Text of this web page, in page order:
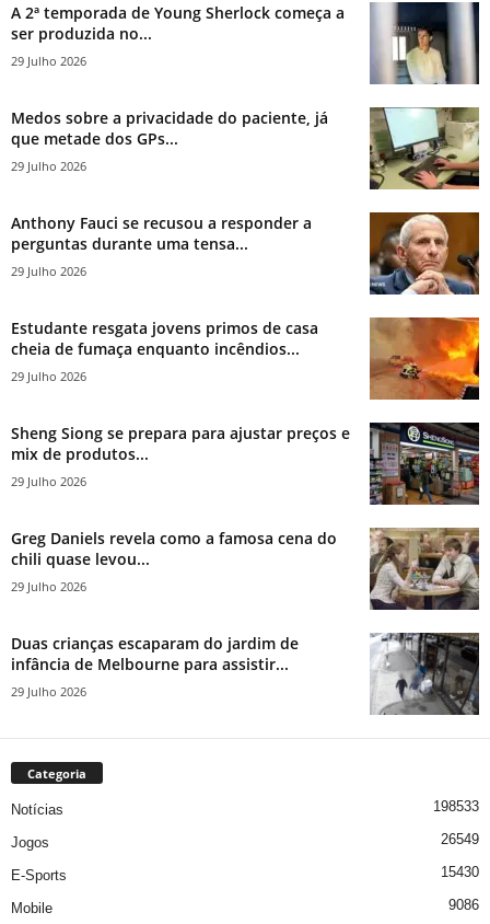
A 2ª temporada de Young Sherlock começa a
ser produzida no...
29 Julho 2026
Medos sobre a privacidade do paciente, já
que metade dos GPs...
29 Julho 2026
Anthony Fauci se recusou a responder a
perguntas durante uma tensa...
29 Julho 2026
Estudante resgata jovens primos de casa
cheia de fumaça enquanto incêndios...
29 Julho 2026
Sheng Siong se prepara para ajustar preços e
mix de produtos...
29 Julho 2026
Greg Daniels revela como a famosa cena do
chili quase levou...
29 Julho 2026
Duas crianças escaparam do jardim de
infância de Melbourne para assistir...
29 Julho 2026
Categoria
Notícias 198533
Jogos 26549
E-Sports 15430
Mobile 9086